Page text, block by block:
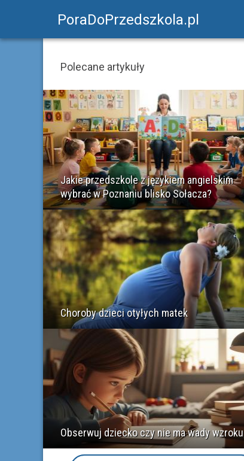
PoraDoPrzedszkola.pl
Polecane artykuły
Jakie przedszkole z językiem angielskim
wybrać w Poznaniu blisko Sołacza?
Choroby dzieci otyłych matek
Obserwuj dziecko czy nie ma wady wzroku